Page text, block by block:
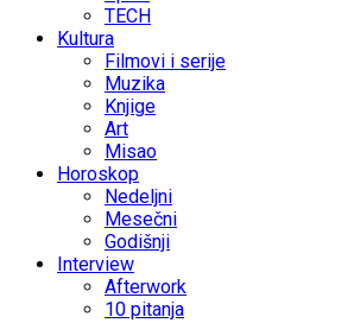
TECH
Kultura
Filmovi i serije
Muzika
Knjige
Art
Misao
Horoskop
Nedeljni
Mesečni
Godišnji
Interview
Afterwork
10 pitanja